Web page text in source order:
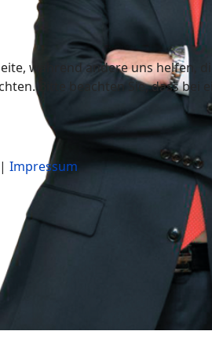
während andere uns helfen,
Bitte beachten Sie, dass
| Impressum